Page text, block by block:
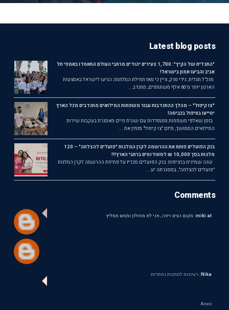
Latest blog posts
"התגלית של הקיץ": 1,700 צעירים יהודים מרחבי העולם התאחדו באמפי תל
אביב והביעו אמון בישראל!
מנכ"ל תגלית, גידי מרק, ציין כי מאז תחילת המלחמה הגיעו לישראל באמצעות
הארגון יותר מ־60 אלף משתתפים, מתנדב...
"צו קיפול" – מהלך ההתנדבות עבור משפחות המילואים מתנדבים מכל הארץ
יסייעו בטיפול בכביסה!
בזמן שאלפי משפחות מתמודדות עם שגרת חיים מאתגרת בעקבות שירות
המילואים הממושך, מיזם "צו קיפול" מזמין את ...
בנק הפועלים פותח את ההרשמה לקרן המלגות "פועלים להצלחה" – 120
מלגות בסך 10,000 ₪ לסטודנטים ברחבי הארץ!!!
שנה שמינית ברציפות: בנק הפועלים מכריז על פתיחת ההרשמה לקרן המלגות
"פועלים להצלחה", במסגרתה יע...
Comments
miki at: מקום נעים ויפה , אני לא מחולון וממש ממליץ
Nika: רעיונות למתנות נחמדות
Anex